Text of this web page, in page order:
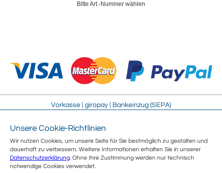
Bitte Art.-Nummer wählen
Vorkasse | giropay | Bankeinzug (SEPA)
AGB
Sicherheit
Datenschutz
Sitemap
Unsere Cookie-Richtlinien
Wir nutzen Cookies, um unsere Seite für Sie bestmöglich zu gestalten und
dauerhaft zu verbessern. Weitere Informationen erhalten Sie in unserer
Datenschutzerklärung. Ohne Ihre Zustimmung werden nur technisch
notwendige Cookies verwendet.